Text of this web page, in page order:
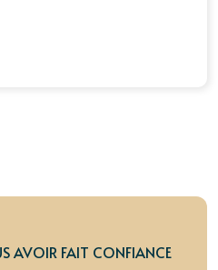
AVOIR FAIT CONFIANCE